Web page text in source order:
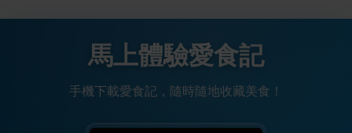
馬上體驗愛食記
手機下載愛食記，隨時隨地收藏美食！